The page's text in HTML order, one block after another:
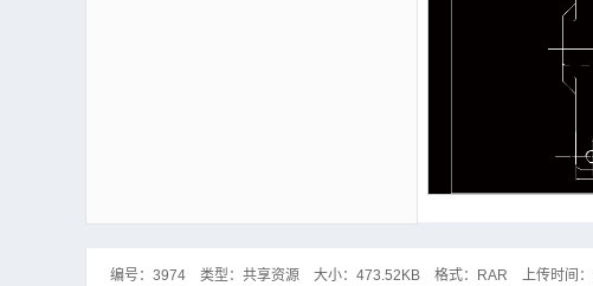
编号： 3974 类型： 共享资源 大小： 473.52KB 格式： RAR 上传时间：